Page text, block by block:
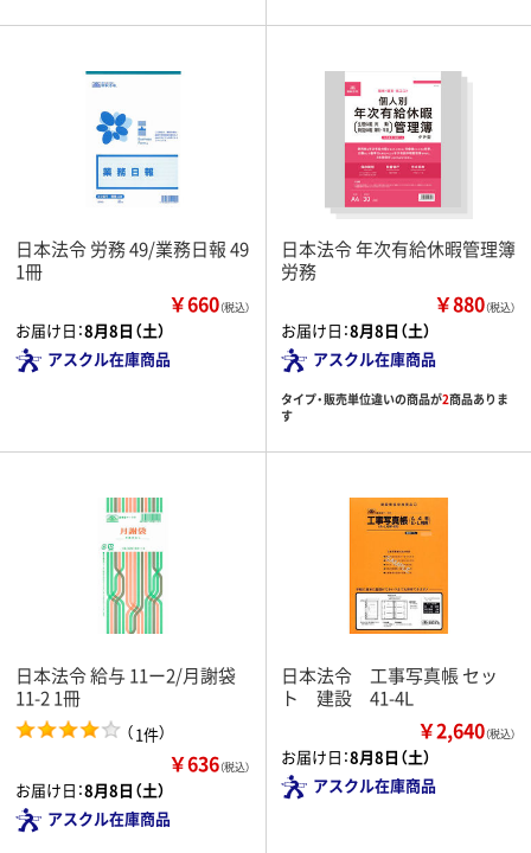
日本法令 労務 49/業務日報 49
1冊
￥660（税込）
お届け日：8月8日（土）
アスクル在庫商品
日本法令 年次有給休暇管理簿
労務
￥880（税込）
お届け日：8月8日（土）
アスクル在庫商品
タイプ・販売単位違いの商品が2商品ありま
す
日本法令 給与 11ー2/月謝袋
11-2 1冊
（1件）
￥636（税込）
お届け日：8月8日（土）
アスクル在庫商品
日本法令 工事写真帳 セッ
ト 建設 41-4L
￥2,640（税込）
お届け日：8月8日（土）
アスクル在庫商品